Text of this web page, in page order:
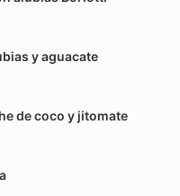
y aguacate
de coco y jitomate